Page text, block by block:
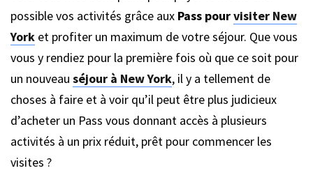
possible vos activités grâce aux Pass pourvisiter New
York et profiter un maximum de votre séjour. Que vous
vous y rendiez pour la première fois où que ce soit pour
un nouveau séjour à New York, il y a tellement de
choses à faire et à voir qu’il peut être plus judicieux
d’acheter un Pass vous donnant accès à plusieurs
activités à un prix réduit, prêt pour commencer les
visites ?